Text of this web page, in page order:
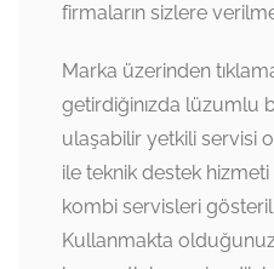
firmaların sizlere
Marka üzerinden
getirdiğinızda lüzumlu
ulaşabilir yetkili servisi
ile teknik destek
kombi servisleri
Kullanmakta